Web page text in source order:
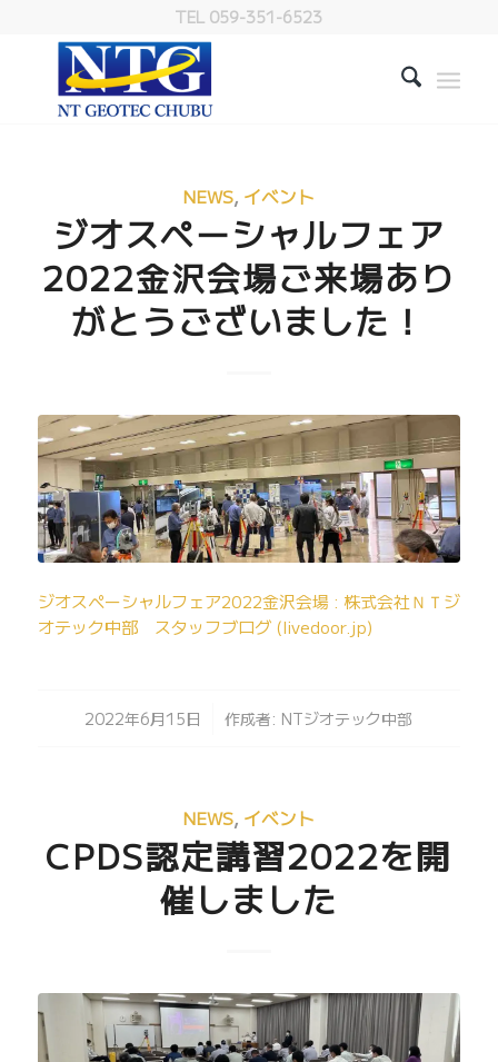
TEL 059-351-6523
NEWS, イベント
ジオスペーシャルフェア
2022金沢会場ご来場あり
がとうございました！
ジオスペーシャルフェア2022金沢会場 : 株式会社ＮＴジ
オテック中部 スタッフブログ (livedoor.jp)
2022年6月15日
/ 作成者: NTジオテック中部
NEWS, イベント
CPDS認定講習2022を開
催しました